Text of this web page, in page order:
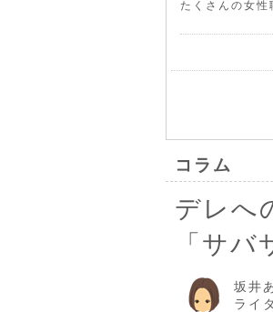
たくさんの女性
コラム
デレへ
「サ
坂井
ライ